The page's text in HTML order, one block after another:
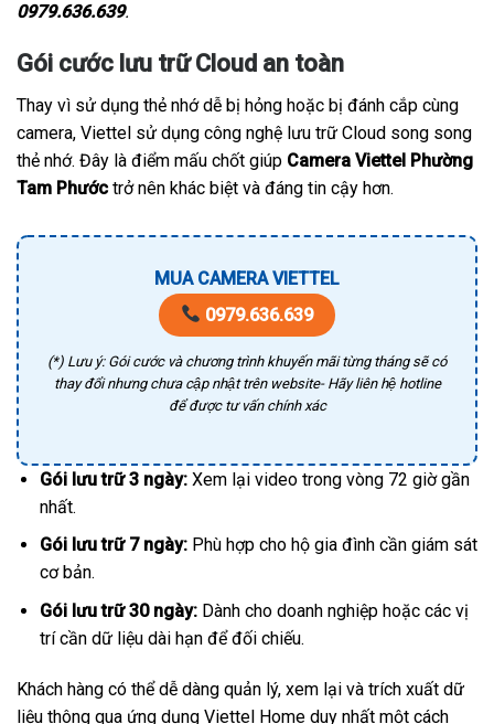
0979.636.639.
Gói cước lưu trữ Cloud an toàn
Thay vì sử dụng thẻ nhớ dễ bị hỏng hoặc bị đánh cắp cùng
camera, Viettel sử dụng công nghệ lưu trữ Cloud song song
thẻ nhớ. Đây là điểm mấu chốt giúp Camera Viettel Phường
Tam Phước trở nên khác biệt và đáng tin cậy hơn.
MUA CAMERA VIETTEL
0979.636.639
(*) Lưu ý: Gói cước và chương trình khuyến mãi từng tháng sẽ có
thay đổi nhưng chưa cập nhật trên website- Hãy liên hệ hotline
để được tư vấn chính xác
Gói lưu trữ 3 ngày:Xem lại video trong vòng 72 giờ gần
nhất.
Gói lưu trữ 7 ngày:Phù hợp cho hộ gia đình cần giám sát
cơ bản.
Gói lưu trữ 30 ngày:Dành cho doanh nghiệp hoặc các vị
trí cần dữ liệu dài hạn để đối chiếu.
Khách hàng có thể dễ dàng quản lý, xem lại và trích xuất dữ
liệu thông qua ứng dụng Viettel Home duy nhất một cách